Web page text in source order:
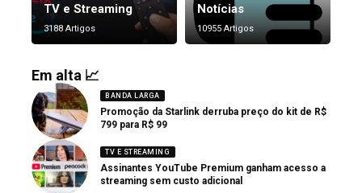
TV e Streaming
3188 Artigos
Notícias
10955 Artigos
Em alta 📈
BANDA LARGA
Promoção da Starlink derruba preço do kit de R$
799 para R$ 99
TV E STREAMING
Assinantes YouTube Premium ganham acesso a
streaming sem custo adicional